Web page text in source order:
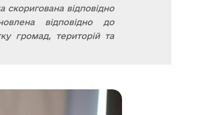
скоригована відповідно
відповідно до
громад, територій та